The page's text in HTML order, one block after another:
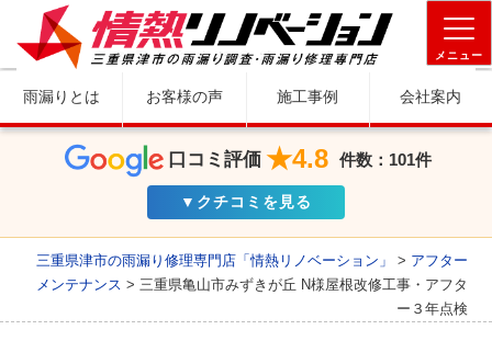
メニュー
雨漏りとは お客様の声 施工事例 会社案内
口コミ評価 ★4.8 件数：101件
▼クチコミを見る
三重県津市の雨漏り修理専門店「情熱リノベーション」 > アフター
メンテナンス > 三重県亀山市みずきが丘 N様屋根改修工事・アフタ
ー３年点検